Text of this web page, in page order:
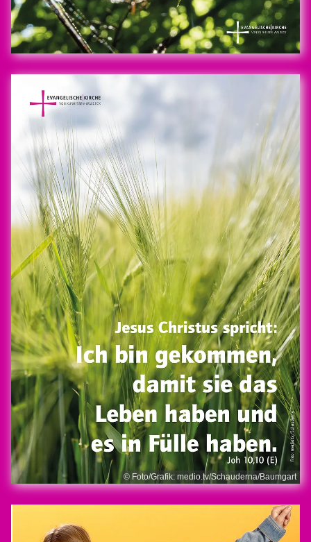
© Foto/Grafik: medio.tv/Schauderna/Baumgart